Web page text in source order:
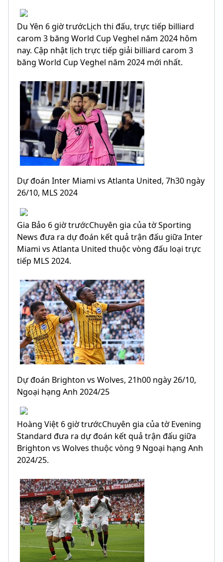
Du Yên 6 giờ trướcLịch thi đấu, trực tiếp billiard
carom 3 băng World Cup Veghel năm 2024 hôm
nay. Cập nhật lịch trực tiếp giải billiard carom 3
băng World Cup Veghel năm 2024 mới nhất.
Dự đoán Inter Miami vs Atlanta United, 7h30 ngày
26/10, MLS 2024
Gia Bảo 6 giờ trướcChuyên gia của tờ Sporting
News đưa ra dự đoán kết quả trận đấu giữa Inter
Miami vs Atlanta United thuộc vòng đấu loại trực
tiếp MLS 2024.
Dự đoán Brighton vs Wolves, 21h00 ngày 26/10,
Ngoại hạng Anh 2024/25
Hoàng Việt 6 giờ trướcChuyên gia của tờ Evening
Standard đưa ra dự đoán kết quả trận đấu giữa
Brighton vs Wolves thuộc vòng 9 Ngoại hạng Anh
2024/25.